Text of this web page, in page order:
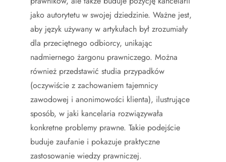
jako autorytetu w swojej dziedzinie. Ważne jest,
aby język używany w artykułach był zrozumiały
dla przeciętnego odbiorcy, unikając
nadmiernego żargonu prawniczego. Można
również przedstawić studia przypadków
(oczywiście z zachowaniem tajemnicy
zawodowej i anonimowości klienta), ilustrujące
sposób, w jaki kancelaria rozwiązywała
konkretne problemy prawne. Takie podejście
buduje zaufanie i pokazuje praktyczne
zastosowanie wiedzy prawniczej.